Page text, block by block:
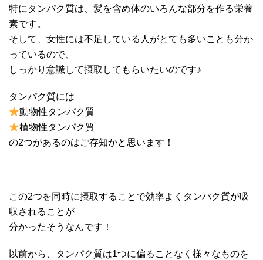
特にタンパク質は、髪を含め体のいろんな部分を作る栄養
素です。
そして、女性には不足している人がとても多いことも分か
っているので、
しっかり意識して摂取してもらいたいのです♪
タンパク質には
動物性タンパク質
植物性タンパク質
の2つがあるのはご存知かと思います！
この2つを同時に摂取することで効率よくタンパク質が吸
収されることが
分かったそうなんです！
以前から、タンパク質は1つに偏ることなく様々なものを